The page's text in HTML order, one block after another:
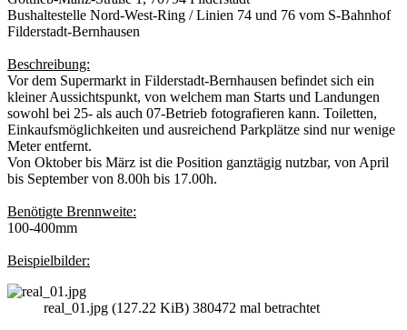
Bushaltestelle Nord-West-Ring / Linien 74 und 76 vom S-Bahnhof
Filderstadt-Bernhausen
Beschreibung:
Vor dem Supermarkt in Filderstadt-Bernhausen befindet sich ein
kleiner Aussichtspunkt, von welchem man Starts und Landungen
sowohl bei 25- als auch 07-Betrieb fotografieren kann. Toiletten,
Einkaufsmöglichkeiten und ausreichend Parkplätze sind nur wenige
Meter entfernt.
Von Oktober bis März ist die Position ganztägig nutzbar, von April
bis September von 8.00h bis 17.00h.
Benötigte Brennweite:
100-400mm
Beispielbilder:
real_01.jpg (127.22 KiB) 380472 mal betrachtet